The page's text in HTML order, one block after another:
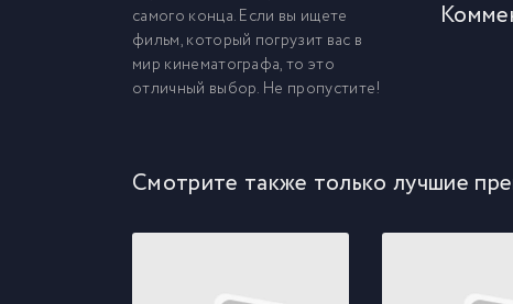
самого конца. Если вы ищете
фильм, который погрузит вас в
мир кинематографа, то это
отличный выбор. Не пропустите!
Смотрите также только лучшие